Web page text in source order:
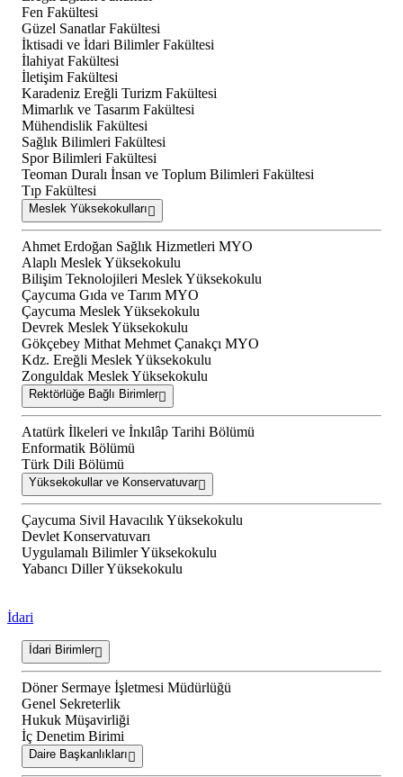
Fen Fakültesi
Güzel Sanatlar Fakültesi
İktisadi ve İdari Bilimler Fakültesi
İlahiyat Fakültesi
İletişim Fakültesi
Karadeniz Ereğli Turizm Fakültesi
Mimarlık ve Tasarım Fakültesi
Mühendislik Fakültesi
Sağlık Bilimleri Fakültesi
Spor Bilimleri Fakültesi
Teoman Duralı İnsan ve Toplum Bilimleri Fakültesi
Tıp Fakültesi
Meslek Yüksekokulları
Ahmet Erdoğan Sağlık Hizmetleri MYO
Alaplı Meslek Yüksekokulu
Bilişim Teknolojileri Meslek Yüksekokulu
Çaycuma Gıda ve Tarım MYO
Çaycuma Meslek Yüksekokulu
Devrek Meslek Yüksekokulu
Gökçebey Mithat Mehmet Çanakçı MYO
Kdz. Ereğli Meslek Yüksekokulu
Zonguldak Meslek Yüksekokulu
Rektörlüğe Bağlı Birimler
Atatürk İlkeleri ve İnkılâp Tarihi Bölümü
Enformatik Bölümü
Türk Dili Bölümü
Yüksekokullar ve Konservatuvar
Çaycuma Sivil Havacılık Yüksekokulu
Devlet Konservatuvarı
Uygulamalı Bilimler Yüksekokulu
Yabancı Diller Yüksekokulu
İdari
İdari Birimler
Döner Sermaye İşletmesi Müdürlüğü
Genel Sekreterlik
Hukuk Müşavirliği
İç Denetim Birimi
Daire Başkanlıkları